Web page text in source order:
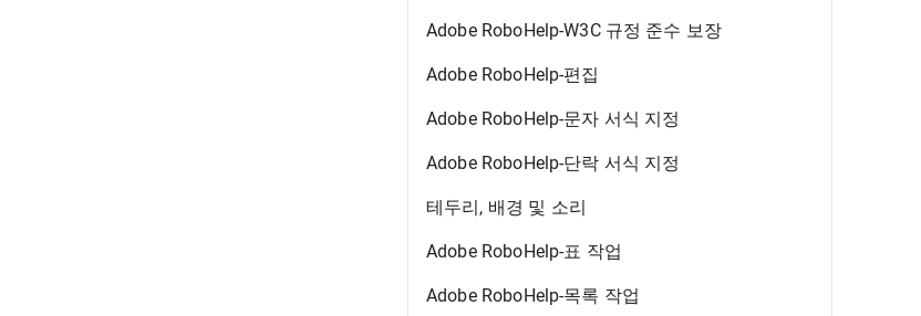
Adobe RoboHelp-W3C 규정 준수 보장
Adobe RoboHelp-편집
Adobe RoboHelp-문자 서식 지정
Adobe RoboHelp-단락 서식 지정
테두리, 배경 및 소리
Adobe RoboHelp-표 작업
Adobe RoboHelp-목록 작업